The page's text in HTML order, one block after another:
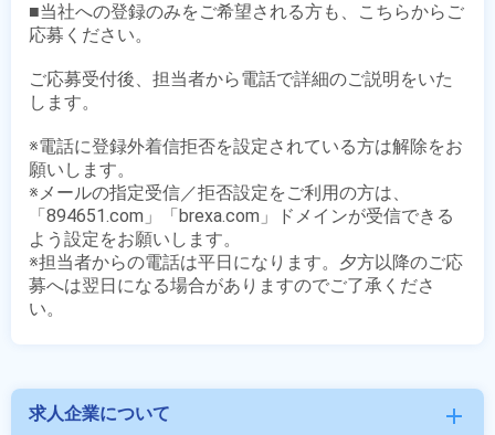
■当社への登録のみをご希望される方も、こちらからご
応募ください。
ご応募受付後、担当者から電話で詳細のご説明をいた
します。
※電話に登録外着信拒否を設定されている方は解除をお
願いします。
※メールの指定受信／拒否設定をご利用の方は、
「894651.com」「brexa.com」ドメインが受信できる
よう設定をお願いします。
※担当者からの電話は平日になります。夕方以降のご応
募へは翌日になる場合がありますのでご了承くださ
求人企業について add